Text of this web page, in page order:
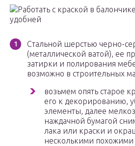
Работать с краской в
удобней
Стальной шерстью черно-
(металлической ватой), ее
затирки и полирования
возможно в строительных
возьмем опять старое
его к декорированию,
элементы, далее
наждачной бумагой
лака или краски и
несколькими похожими